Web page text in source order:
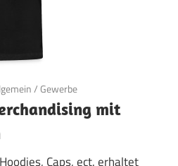
/Gewerbe
mit
Caps, ect. erhaltet